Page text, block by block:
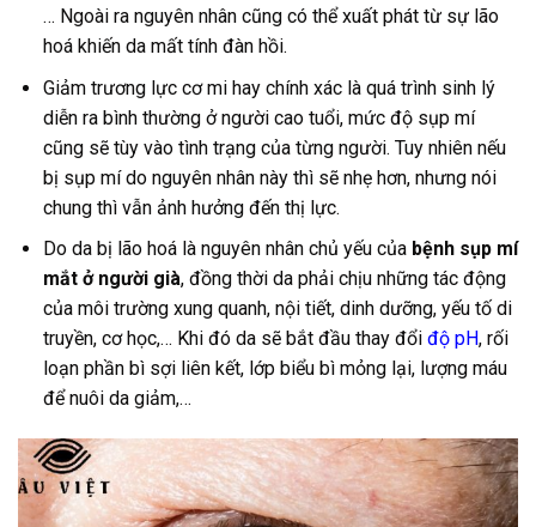
… Ngoài ra nguyên nhân cũng có thể xuất phát từ sự lão
hoá khiến da mất tính đàn hồi.
Giảm trương lực cơ mi hay chính xác là quá trình sinh lý
diễn ra bình thường ở người cao tuổi, mức độ sụp mí
cũng sẽ tùy vào tình trạng của từng người. Tuy nhiên nếu
bị sụp mí do nguyên nhân này thì sẽ nhẹ hơn, nhưng nói
chung thì vẫn ảnh hưởng đến thị lực.
Do da bị lão hoá là nguyên nhân chủ yếu của bệnh sụp mí
mắt ở người già, đồng thời da phải chịu những tác động
của môi trường xung quanh, nội tiết, dinh dưỡng, yếu tố di
truyền, cơ học,… Khi đó da sẽ bắt đầu thay đổi độ pH, rối
loạn phần bì sợi liên kết, lớp biểu bì mỏng lại, lượng máu
để nuôi da giảm,…